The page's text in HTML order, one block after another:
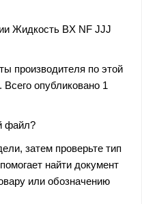
Жидкость BX NF JJJ
производителя по этой
опубликовано 1
файл?
затем проверьте тип
найти документ
или обозначению